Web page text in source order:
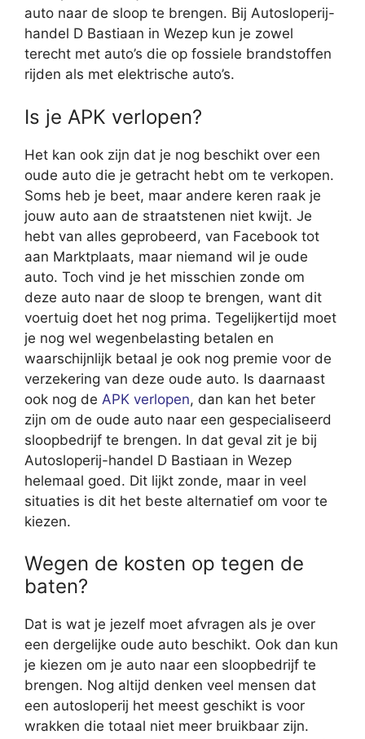
auto naar de sloop te brengen. Bij Autosloperij-
handel D Bastiaan in Wezep kun je zowel
terecht met auto’s die op fossiele brandstoffen
rijden als met elektrische auto’s.
Is je APK verlopen?
Het kan ook zijn dat je nog beschikt over een
oude auto die je getracht hebt om te verkopen.
Soms heb je beet, maar andere keren raak je
jouw auto aan de straatstenen niet kwijt. Je
hebt van alles geprobeerd, van Facebook tot
aan Marktplaats, maar niemand wil je oude
auto. Toch vind je het misschien zonde om
deze auto naar de sloop te brengen, want dit
voertuig doet het nog prima. Tegelijkertijd moet
je nog wel wegenbelasting betalen en
waarschijnlijk betaal je ook nog premie voor de
verzekering van deze oude auto. Is daarnaast
ook nog de APK verlopen, dan kan het beter
zijn om de oude auto naar een gespecialiseerd
sloopbedrijf te brengen. In dat geval zit je bij
Autosloperij-handel D Bastiaan in Wezep
helemaal goed. Dit lijkt zonde, maar in veel
situaties is dit het beste alternatief om voor te
kiezen.
Wegen de kosten op tegen de
baten?
Dat is wat je jezelf moet afvragen als je over
een dergelijke oude auto beschikt. Ook dan kun
je kiezen om je auto naar een sloopbedrijf te
brengen. Nog altijd denken veel mensen dat
een autosloperij het meest geschikt is voor
wrakken die totaal niet meer bruikbaar zijn.